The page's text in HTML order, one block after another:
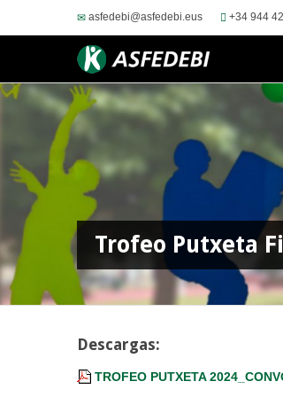
asfedebi@asfedebi.eus +34 944
Trofeo Putxeta
Descargas:
TROFEO PUTXETA